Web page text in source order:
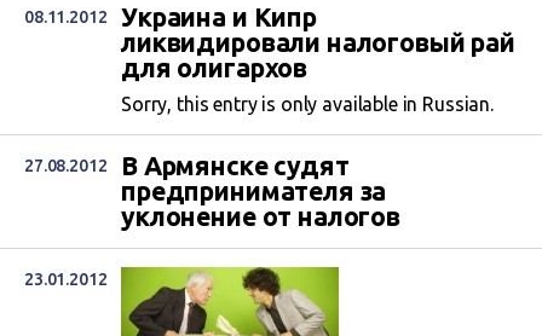
08.11.2012
Украина и Кипр
ликвидировали налоговый рай
для олигархов
Sorry, this entry is only available in Russian.
27.08.2012
В Армянске судят
предпринимателя за
уклонение от налогов
23.01.2012